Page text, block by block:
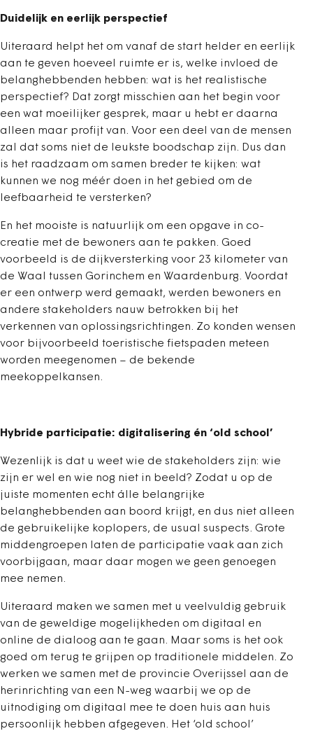
Duidelijk en eerlijk perspectief
Uiteraard helpt het om vanaf de start helder en eerlijk
aan te geven hoeveel ruimte er is, welke invloed de
belanghebbenden hebben: wat is het realistische
perspectief? Dat zorgt misschien aan het begin voor
een wat moeilijker gesprek, maar u hebt er daarna
alleen maar profijt van. Voor een deel van de mensen
zal dat soms niet de leukste boodschap zijn. Dus dan
is het raadzaam om samen breder te kijken: wat
kunnen we nog méér doen in het gebied om de
leefbaarheid te versterken?
En het mooiste is natuurlijk om een opgave in co-
creatie met de bewoners aan te pakken. Goed
voorbeeld is de dijkversterking voor 23 kilometer van
de Waal tussen Gorinchem en Waardenburg. Voordat
er een ontwerp werd gemaakt, werden bewoners en
andere stakeholders nauw betrokken bij het
verkennen van oplossingsrichtingen. Zo konden wensen
voor bijvoorbeeld toeristische fietspaden meteen
worden meegenomen – de bekende
meekoppelkansen.
Hybride participatie: digitalisering én ‘old school’
Wezenlijk is dat u weet wie de stakeholders zijn: wie
zijn er wel en wie nog niet in beeld? Zodat u op de
juiste momenten echt álle belangrijke
belanghebbenden aan boord krijgt, en dus niet alleen
de gebruikelijke koplopers, de usual suspects. Grote
middengroepen laten de participatie vaak aan zich
voorbijgaan, maar daar mogen we geen genoegen
mee nemen.
Uiteraard maken we samen met u veelvuldig gebruik
van de geweldige mogelijkheden om digitaal en
online de dialoog aan te gaan. Maar soms is het ook
goed om terug te grijpen op traditionele middelen. Zo
werken we samen met de provincie Overijssel aan de
herinrichting van een N-weg waarbij we op de
uitnodiging om digitaal mee te doen huis aan huis
persoonlijk hebben afgegeven. Het ‘old school’